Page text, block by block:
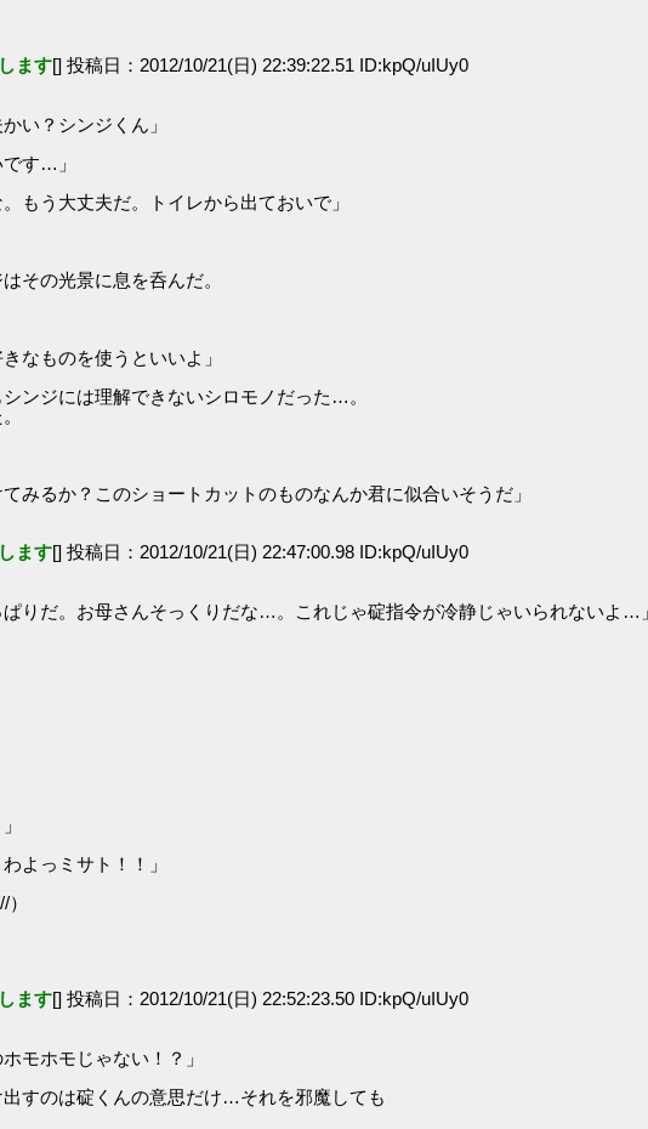
ます[] 投稿日：2012/10/21(日) 22:39:22.51 ID:kpQ/uIUy0
い？シンジくん」
す…」
もう大丈夫だ。トイレから出ておいで」
その光景に息を呑んだ。
なものを使うといいよ」
ンジには理解できないシロモノだった…。
みるか？このショートカットのものなんか君に似合いそうだ」
ます[] 投稿日：2012/10/21(日) 22:47:00.98 ID:kpQ/uIUy0
りだ。お母さんそっくりだな…。これじゃ碇指令が冷静じゃいられないよ…
よっミサト！！」
ます[] 投稿日：2012/10/21(日) 22:52:23.50 ID:kpQ/uIUy0
モホモじゃない！？」
すのは碇くんの意思だけ…それを邪魔しても